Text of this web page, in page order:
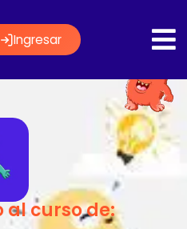
Ingresar
al curso de: